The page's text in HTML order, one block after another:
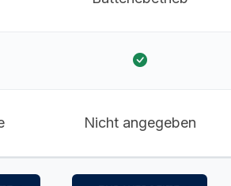
Nicht angegeben